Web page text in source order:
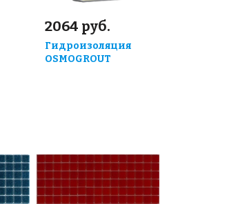
2064 руб.
Гидроизоляция
OSMOGROUT